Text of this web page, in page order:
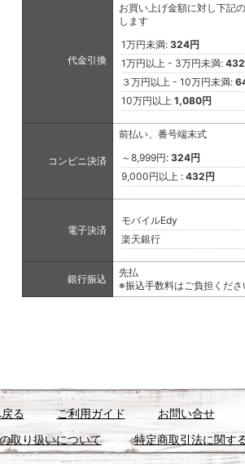
代金引換
お買い上げ金額に対し下記
します
1万円未満: 324円
1万円以上 - 3万円未満:
３万円以上 - 10万円未満:
10万円以上 1,080円
コンビニ決済
前払い、番号端末式
～8,999円: 324円
9,000円以上 : 432円
電子決済
モバイルEdy
楽天銀行
銀行振込
先払
※振込手数料はご負担くださ
る ご利用ガイド お問い合せ
取り扱いについて
特定商取引法に関す